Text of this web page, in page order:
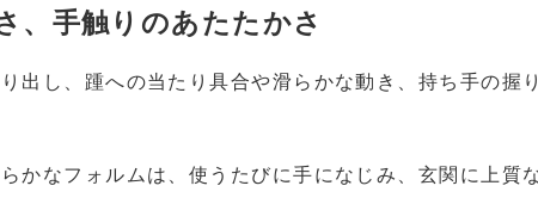
、手触りのあたたかさ
出し、踵への当たり具合や滑らかな動き、持ち手の握
かなフォルムは、使うたびに手になじみ、玄関に上質